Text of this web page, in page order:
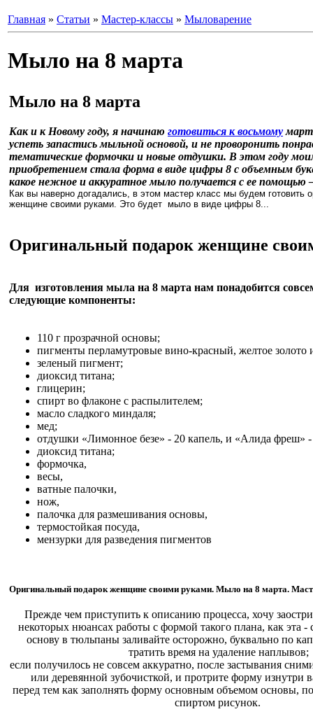
Главная » Статьи » Мастер-классы » Мыловарение
Мыло на 8 марта
Мыло на 8 марта
Как и к Новому году, я начинаю готовиться к восьмому
успеть запастись мыльной основой, и не проворонить
тематические формочки и новые отдушки. В этом году
приобретением стала форма в виде цифры 8 с объемным
какое нежное и аккуратное мыло получается с ее помощью
Как вы наверно догадались, в этом мастер класс мы будем готовить
женщине своими руками. Это будет мыло в виде цифры 8...
Оригинальный подарок женщине
Для изготовления мыла на 8 марта нам понадобится
следующие компоненты:
110 г прозрачной основы;
пигменты перламутровые вино-красный, желтое золото
зеленый пигмент;
диоксид титана;
глицерин;
спирт во флаконе с распылителем;
масло сладкого миндаля;
мед;
отдушки «Лимонное безе» - 20 капель, и «Алида фреш» -
диоксид титана;
формочка,
весы,
ватные палочки,
нож,
палочка для размешивания основы,
термостойкая посуда,
мензурки для разведения пигментов
Оригинальный подарок женщине своими руками. Мыло на 8 марта.
Прежде чем приступить к описанию процесса, хочу
некоторых нюансах работы с формой такого плана, как эта
основу в тюльпаны заливайте осторожно, буквально по
тратить время на удаление наплывов;
если получилось не совсем аккуратно, после застывания
или деревянной зубочисткой, и протрите форму изнутри
перед тем как заполнять форму основным объемом основы,
спиртом рисунок.